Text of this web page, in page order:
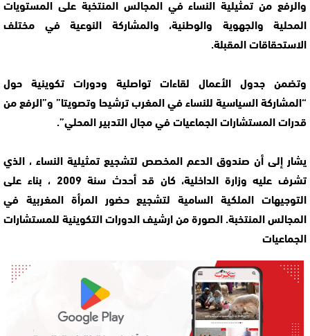
والرفع من تمثيلية النساء في المجالس المنتخبة على المستويات
المحلية والجهوية والوطنية، والمشاركة النوعية في مختلف
الاستحقاقات المقبلة.
وتضمن جدول الأعمال لقاءات تواصلية ودورات تكوينية حول
“المشاركة السياسية للنساء في المغرب ترشيحا وتصويتا” و”الرفع من
قدرات المستشارات الجماعيات في مجال التدبير المحلي”.
يشار إلى أن صندوق الدعم المخصص لتشجيع تمثيلية النساء ، الذي
تشرف عليه وزارة الداخلية، كان قد أحدث سنة 2009 ، بناء على
التوجيهات الملكية السامية لتشجيع حضور المرأة المغربية في
المجالس المنتخبة. الصورة من ارشيف الدورات التكوينية للمستشارات
الجماعيات